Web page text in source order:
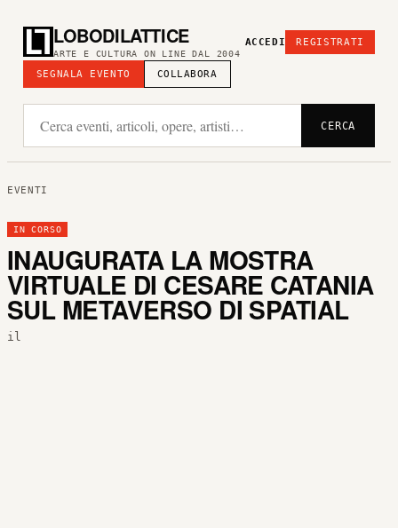
LOBODILATTICE
ARTE E CULTURA ON LINE DAL 2004
SEGNALA EVENTO COLLABORA
ACCEDI REGISTRATI
CERCA
EVENTI
IN CORSO
INAUGURATA LA MOSTRA
VIRTUALE DI CESARE CATANIA
SUL METAVERSO DI SPATIAL
il